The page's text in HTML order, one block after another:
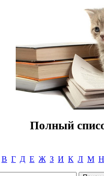
Полный
В Г Д Е Ж З И К Л М Н